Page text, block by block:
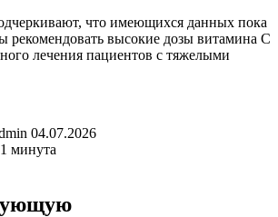
что имеющихся данных пока
рекомендовать высокие дозы витамина С
лечения пациентов с тяжелыми
Send
an
04.07.2026
минута